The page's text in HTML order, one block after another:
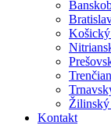
Žilinský
Kontakt